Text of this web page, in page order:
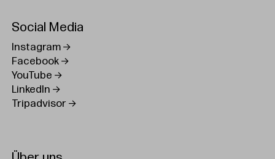
Social Media
Instagram
Facebook
YouTube
LinkedIn
Tripadvisor